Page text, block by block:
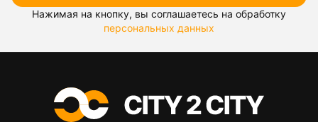
Нажимая на кнопку, вы соглашаетесь на обработку
персональных данных